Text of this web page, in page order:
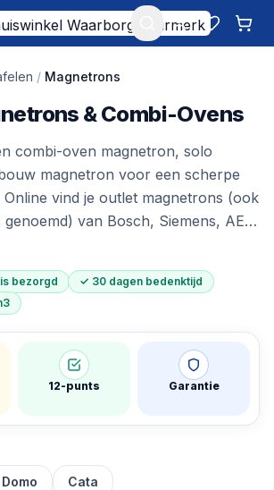
Mijn account
/ Magnetrons
& Combi-Ovens
combi-oven magnetron, solo
magnetron voor een scherpe
Online vind je outlet magnetrons (ook
van Bosch, Siemens, AEG,
— tot 60% onder de
is getest op alle functies.
Nederland, 30 dagen bedenktijd.
bezorgd
✓ 30 dagen bedenktijd
12-punts Garantie
Domo Cata